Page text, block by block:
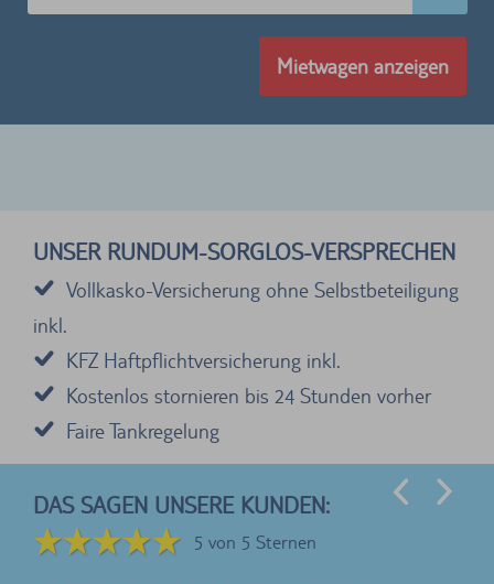
Mietwagen anzeigen
UNSER RUNDUM-SORGLOS-VERSPRECHEN
Vollkasko-Versicherung ohne Selbstbeteiligung
inkl.
KFZ Haftpflichtversicherung inkl.
Kostenlos stornieren bis 24 Stunden vorher
Faire Tankregelung
DAS SAGEN UNSERE KUNDEN:
5 von 5 Sternen